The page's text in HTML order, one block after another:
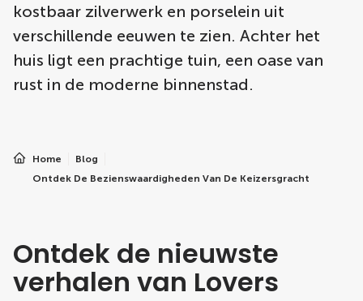
kostbaar zilverwerk en porselein uit
verschillende eeuwen te zien. Achter het
huis ligt een prachtige tuin, een oase van
rust in de moderne binnenstad.
Home
Blog
Ontdek De Bezienswaardigheden Van De Keizersgracht
Ontdek de nieuwste
verhalen van Lovers